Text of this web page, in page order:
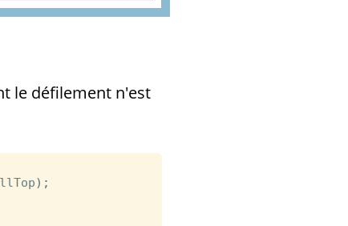
le défilement n'est
) ;